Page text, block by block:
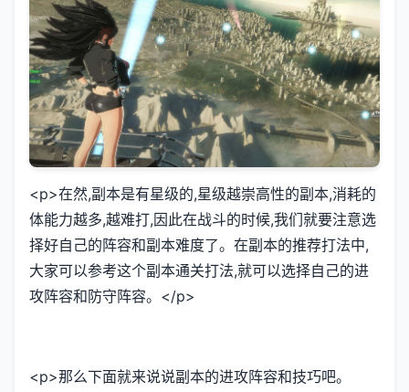
<p>在然,副本是有星级的,星级越崇高性的副本,消耗的
体能力越多,越难打,因此在战斗的时候,我们就要注意选
择好自己的阵容和副本难度了。在副本的推荐打法中,
大家可以参考这个副本通关打法,就可以选择自己的进
攻阵容和防守阵容。</p>
<p>那么下面就来说说副本的进攻阵容和技巧吧。